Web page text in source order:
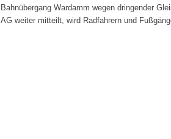
Bahnübergang Wardamm wegen dringender
AG weiter mitteilt, wird Radfahrern und